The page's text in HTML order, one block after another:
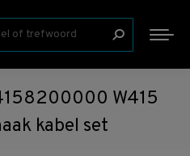
W415
kabel set